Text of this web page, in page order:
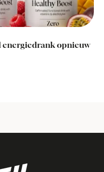
energiedrank opnieuw